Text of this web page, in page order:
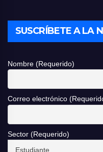
SUSCRÍBETE A LA
Nombre (Requerido)
Correo electrónico
Sector (Requerido)